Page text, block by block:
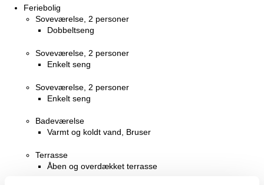
Feriebolig
Soveværelse, 2 personer
Dobbeltseng
Soveværelse, 2 personer
Enkelt seng
Soveværelse, 2 personer
Enkelt seng
Badeværelse
Varmt og koldt vand, Bruser
Terrasse
Åben og overdækket terrasse